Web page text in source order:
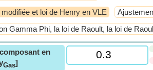
et loi de Henry en VLE
Gamma Phi, la loi de Raoult, la loi de
en
Gas]